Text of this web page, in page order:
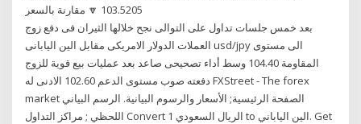
103.5205 🔽 مقارنة بالسعر
بعد خمس جلسات تداول على التوالى نجح خلالها الثيران فى دفع زوج
العملات الدولار الامريكى مقابل الين اليابانى usd/jpy الى مستوى
المقاومة 104.40 وسط أداء تصحيحى صاعد بعد عمليات بيع قوية للزوج
دفعته صوب مستوى الدعم 102.60 الادنى له FXStreet - The forex
market الصفحة الرئيسية; الأسعار والرسوم البيانية. الرسم البياني
اللحظي ; مراكز التداول Convert 1 الريال السعودي to الين الياباني. Get